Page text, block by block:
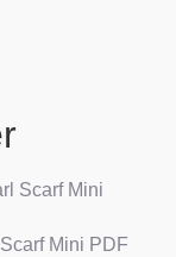
Mini PDF